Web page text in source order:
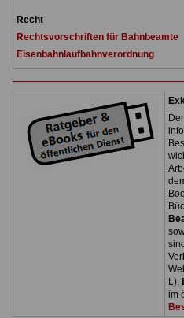
Recht
Rechtsvorschriften für Bahnbeamte
Eisenbahnlaufbahnverordnung
Ver
L),
im